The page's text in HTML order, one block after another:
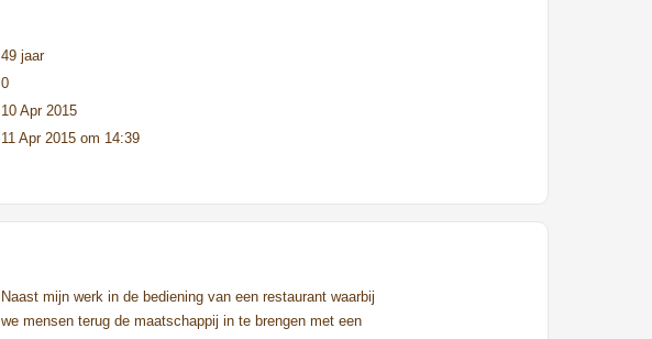
49 jaar
0
10 Apr 2015
11 Apr 2015 om 14:39
Naast mijn werk in de bediening van een restaurant waarbij
we mensen terug de maatschappij in te brengen met een